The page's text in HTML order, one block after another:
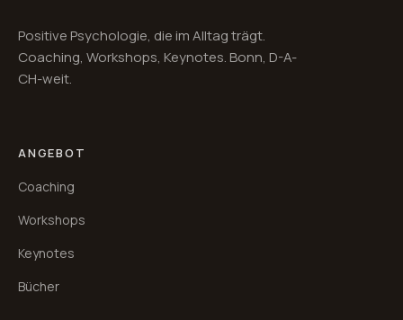
Positive Psychologie, die im Alltag trägt.
Coaching, Workshops, Keynotes. Bonn, D-A-
CH-weit.
ANGEBOT
Coaching
Workshops
Keynotes
Bücher